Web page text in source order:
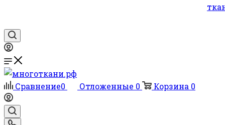
Сравнение0 Отложенные 0 Корзина 0